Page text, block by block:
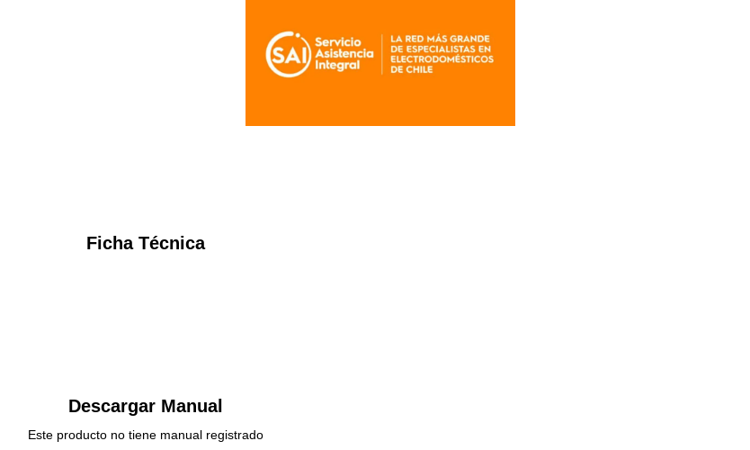
Ficha Técnica
Descargar Manual
Este producto no tiene manual registrado